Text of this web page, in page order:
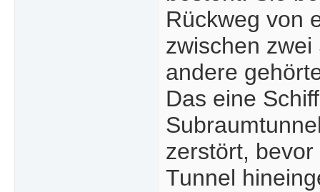
Rückweg von
zwischen
andere
Das eine
zerstört,
Tunnel